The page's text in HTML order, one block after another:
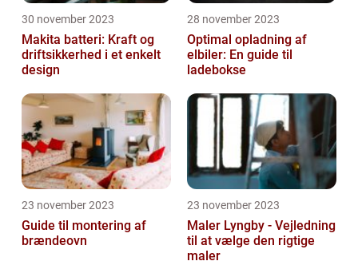
30 november 2023
Makita batteri: Kraft og
driftsikkerhed i et enkelt
design
28 november 2023
Optimal opladning af
elbiler: En guide til
ladebokse
23 november 2023
Guide til montering af
brændeovn
23 november 2023
Maler Lyngby - Vejledning
til at vælge den rigtige
maler